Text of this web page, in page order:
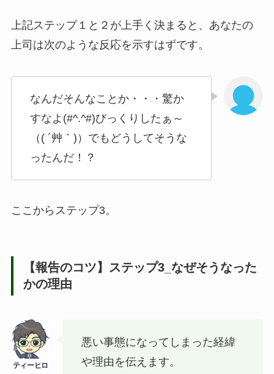
上記ステップ１と２が上手く決まると、あなたの
上司は次のような反応を示すはずです。
なんだそんなことか・・・驚か
すなよ(#^.^#)びっくりしたぁ～
（( ´艸｀)）でもどうしてそうな
ったんだ！？
ここからステップ3。
【報告のコツ】ステップ3_なぜそうなった
かの理由
悪い事態になってしまった経緯
や理由を伝えます。